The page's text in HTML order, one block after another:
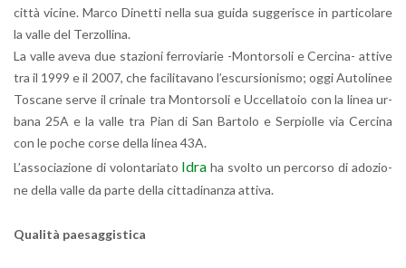
città vi­ci­ne. Marco Di­net­ti nella sua guida sug­ge­ri­sce in par­ti­co­la­re
la valle del Ter­zol­li­na.
La valle aveva due sta­zio­ni fer­ro­via­rie -Mon­tor­so­li e Cer­ci­na- at­ti­ve
tra il 1999 e il 2007, che fa­ci­li­ta­va­no l’e­scur­sio­ni­smo; oggi Au­to­li­nee
To­sca­ne serve il cri­na­le tra Mon­tor­so­li e Uc­cel­la­to­io con la linea ur­
ba­na 25A e la valle tra Pian di San Bar­to­lo e Ser­piol­le via Cer­ci­na
con le poche corse della linea 43A.
L’as­so­cia­zio­ne di vo­lon­ta­ria­to Idra ha svol­to un per­cor­so di ado­zio­
ne della valle da parte della cit­ta­di­nan­za at­ti­va.
Qua­li­tà pae­sag­gi­sti­ca